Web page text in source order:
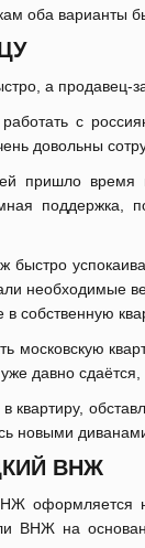
оба варианты
а продавец-
с
довольны
пришло
поддержка,
быстро
необходимые
собственную
московскую
давно
новыми
ВНЖ
оформляется
ВНЖ на